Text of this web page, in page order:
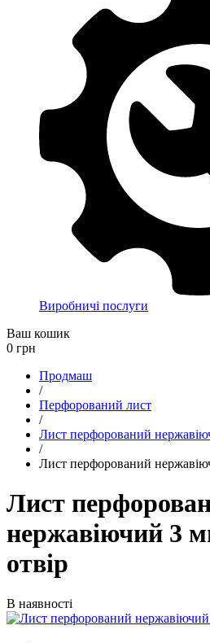
Виробничі послуги
Ваш кошик
0 грн
Продмаш
/
Перфорований лист
/
Лист перфорований
/
Лист перфорований
Лист
нержавіючий 3
отвір
В наявності